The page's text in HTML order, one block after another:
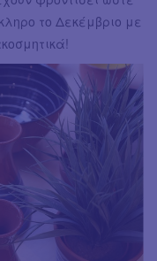
το Δεκέμβριο με